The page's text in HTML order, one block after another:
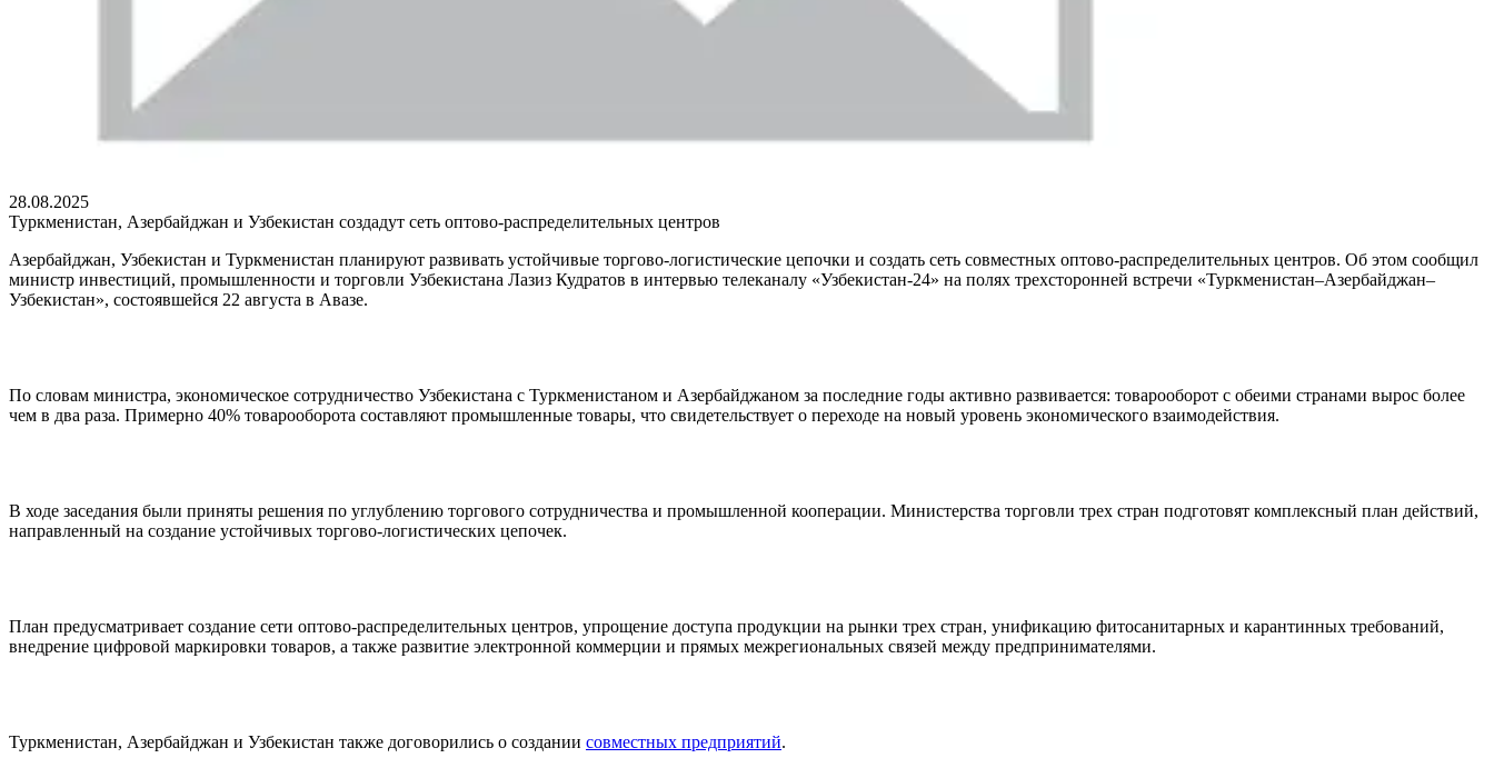
28.08.2025
Туркменистан, Азербайджан и Узбекистан создадут сеть оптово-распределительных центров
Азербайджан, Узбекистан и Туркменистан планируют развивать устойчивые торгово-логистические цепочки и создать сеть совместных оптово-распределительных центров. Об этом сообщил
министр инвестиций, промышленности и торговли Узбекистана Лазиз Кудратов в интервью телеканалу «Узбекистан-24» на полях трехсторонней встречи «Туркменистан–Азербайджан–
Узбекистан», состоявшейся 22 августа в Авазе.
По словам министра, экономическое сотрудничество Узбекистана с Туркменистаном и Азербайджаном за последние годы активно развивается: товарооборот с обеими странами вырос более
чем в два раза. Примерно 40% товарооборота составляют промышленные товары, что свидетельствует о переходе на новый уровень экономического взаимодействия.
В ходе заседания были приняты решения по углублению торгового сотрудничества и промышленной кооперации. Министерства торговли трех стран подготовят комплексный план действий,
направленный на создание устойчивых торгово-логистических цепочек.
План предусматривает создание сети оптово-распределительных центров, упрощение доступа продукции на рынки трех стран, унификацию фитосанитарных и карантинных требований,
внедрение цифровой маркировки товаров, а также развитие электронной коммерции и прямых межрегиональных связей между предпринимателями.
Туркменистан, Азербайджан и Узбекистан также договорились о создании совместных предприятий.